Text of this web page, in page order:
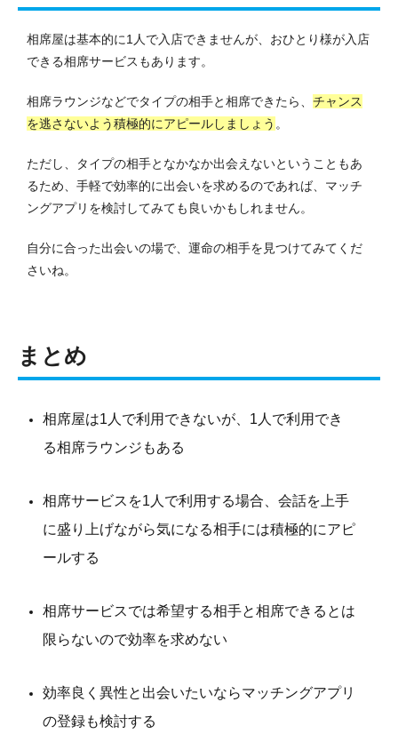
相席屋は基本的に1人で入店できませんが、おひとり様が入店
できる相席サービスもあります。
相席ラウンジなどでタイプの相手と相席できたら、 チャンス
を逃さないよう積極的にアピールしましょう 。
ただし、タイプの相手となかなか出会えないということもあ
るため、手軽で効率的に出会いを求めるのであれば、マッチ
ングアプリを検討してみても良いかもしれません。
自分に合った出会いの場で、運命の相手を見つけてみてくだ
さいね。
まとめ
相席屋は1人で利用できないが、1人で利用でき
る相席ラウンジもある
相席サービスを1人で利用する場合、会話を上手
に盛り上げながら気になる相手には積極的にアピ
ールする
相席サービスでは希望する相手と相席できるとは
限らないので効率を求めない
効率良く異性と出会いたいならマッチングアプリ
の登録も検討する